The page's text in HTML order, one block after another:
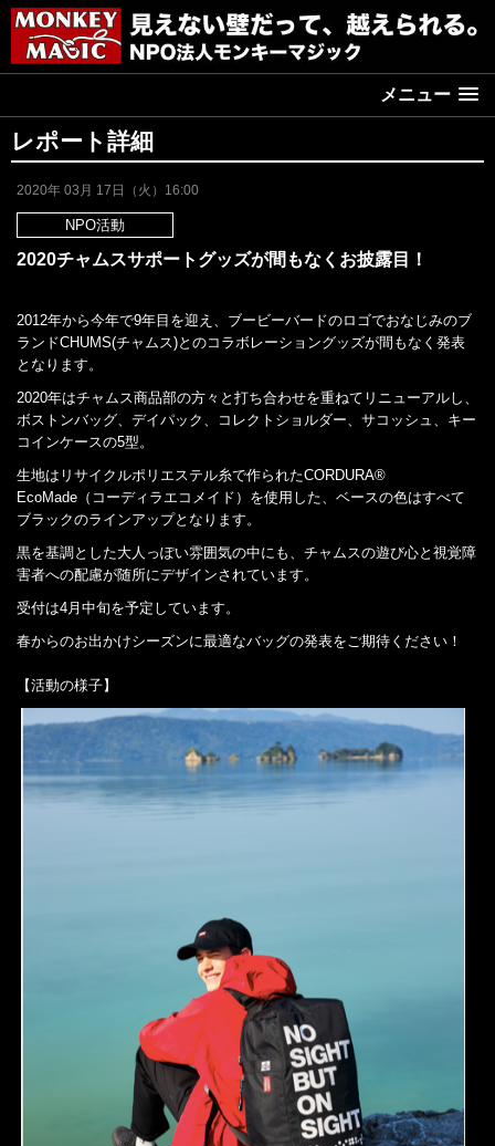
メニュー
レポート詳細
2020年 03月 17日（火）16:00
NPO活動
2020チャムスサポートグッズが間もなくお披露目！
2012年から今年で9年目を迎え、ブービーバードのロゴでおなじみのブ
ランドCHUMS(チャムス)とのコラボレーショングッズが間もなく発表
となります。
2020年はチャムス商品部の方々と打ち合わせを重ねてリニューアルし、
ボストンバッグ、デイパック、コレクトショルダー、サコッシュ、キー
コインケースの5型。
生地はリサイクルポリエステル糸で作られたCORDURA®
EcoMade（コーディラエコメイド）を使用した、ベースの色はすべて
ブラックのラインアップとなります。
黒を基調とした大人っぽい雰囲気の中にも、チャムスの遊び心と視覚障
害者への配慮が随所にデザインされています。
受付は4月中旬を予定しています。
春からのお出かけシーズンに最適なバッグの発表をご期待ください！
【活動の様子】